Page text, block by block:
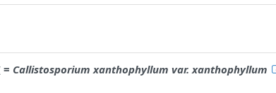
= Callistosporium xanthophyllum var. xanthophyllum